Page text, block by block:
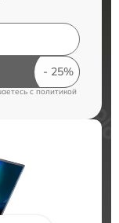
cполитикой